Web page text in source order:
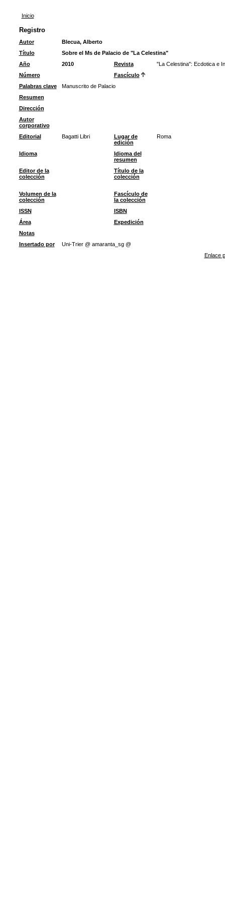
Inicio
Registro
Autor
Blecua, Alberto
Título
Sobre el Ms de Palacio de "La Celestina"
Año
2010 Revista
"La Celestina": Ecdotica e
Número
Fascículo
Palabras clave
Manuscrito de Palacio
Resumen
Dirección
Autor
corporativo
Editorial
Bagatti Libri
Lugar de
edición
Roma
Idioma
Idioma del
resumen
Editor de la
colección
Título de la
colección
Volumen de la
colección
Fascículo de
la colección
ISSN
ISBN
Área
Expedición
Notas
Insertado por
Uni-Trier @ amaranta_sg @
Enlace